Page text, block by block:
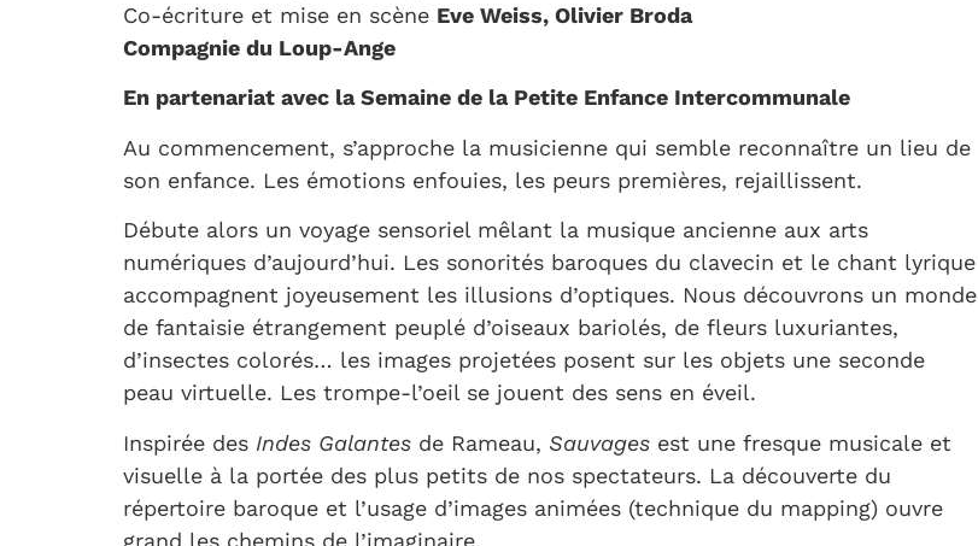
Co-écriture et mise en scène Eve Weiss, Olivier Broda
Compagnie du Loup-Ange
En partenariat avec la Semaine de la Petite Enfance Intercommunale
Au commencement, s’approche la musicienne qui semble reconnaître un lieu de
son enfance. Les émotions enfouies, les peurs premières, rejaillissent.
Débute alors un voyage sensoriel mêlant la musique ancienne aux arts
numériques d’aujourd’hui. Les sonorités baroques du clavecin et le chant lyrique
accompagnent joyeusement les illusions d’optiques. Nous découvrons un monde
de fantaisie étrangement peuplé d’oiseaux bariolés, de fleurs luxuriantes,
d’insectes colorés… les images projetées posent sur les objets une seconde
peau virtuelle. Les trompe-l’oeil se jouent des sens en éveil.
Inspirée des Indes Galantes de Rameau, Sauvages est une fresque musicale et
visuelle à la portée des plus petits de nos spectateurs. La découverte du
répertoire baroque et l’usage d’images animées (technique du mapping) ouvre
grand les chemins de l’imaginaire.